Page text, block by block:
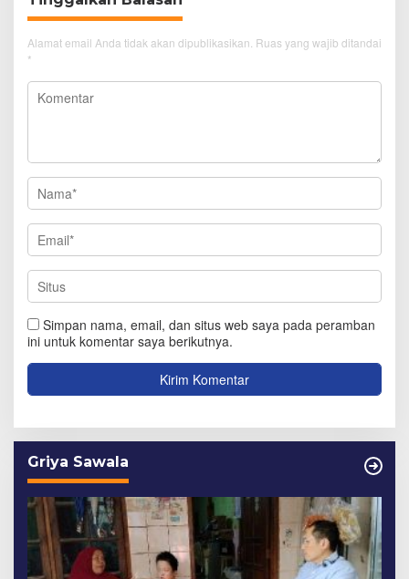
Alamat email Anda tidak akan dipublikasikan. Ruas yang wajib ditandai
*
Simpan nama, email, dan situs web saya pada peramban
ini untuk komentar saya berikutnya.
Griya Sawala